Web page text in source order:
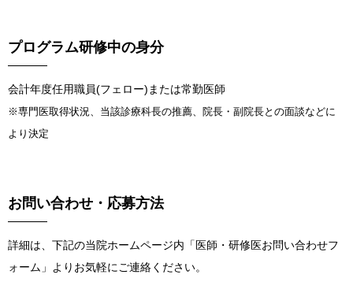
プログラム研修中の身分
会計年度任用職員(フェロー)または常勤医師
※専門医取得状況、当該診療科長の推薦、院長・副院長との面談などに
より決定
お問い合わせ・応募方法
詳細は、下記の当院ホームページ内「医師・研修医お問い合わせフ
ォーム」よりお気軽にご連絡ください。